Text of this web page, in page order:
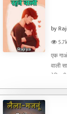
by
एक
वाली
देखि